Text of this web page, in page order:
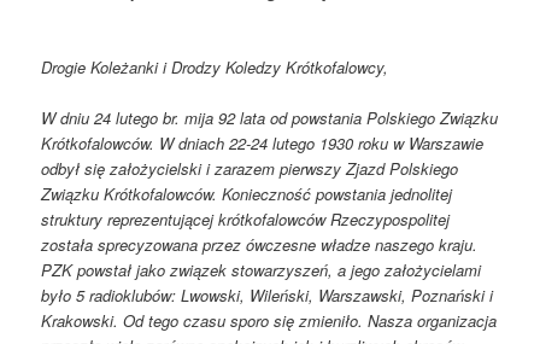
Drogie Koleżanki i Drodzy Koledzy Krótkofalowcy,
W dniu 24 lutego br. mija 92 lata od powstania Polskiego Związku
Krótkofalowców. W dniach 22-24 lutego 1930 roku w Warszawie
odbył się założycielski i zarazem pierwszy Zjazd Polskiego
Związku Krótkofalowców. Konieczność powstania jednolitej
struktury reprezentującej krótkofalowców Rzeczypospolitej
została sprecyzowana przez ówczesne władze naszego kraju.
PZK powstał jako związek stowarzyszeń, a jego założycielami
było 5 radioklubów: Lwowski, Wileński, Warszawski, Poznański i
Krakowski. Od tego czasu sporo się zmieniło. Nasza organizacja